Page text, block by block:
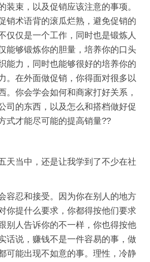
装束，以及促销应该注意的事项。
销术语背的滚瓜烂熟，避免促销的
仅仅是一个工作，同时也是锻炼人
能够锻炼你的胆量，培养你的口头
能力，同时也能够很好的培养你的
。在外面做促销，你得面对很多以
。你会学会如何和商家打好关系，
司的东西，以及怎么和搭档做好促
式才能尽可能的提高销量??
天当中，还是让我学到了不少在社
容忍和接受。因为你在别人的地方
你提什么要求，你都得按他们要求
别人告诉你的不一样，你也得按他
话说，赚钱不是一件容易的事，做
可能出现不如意的事。理性，冷静